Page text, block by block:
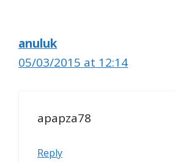
anuluk
05/03/2015 at 12:14
apapza78
Reply